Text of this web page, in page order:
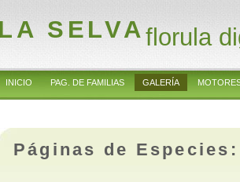
LA SELVAflorula
INICIO PAG. DE FAMILIAS GALERÍA
Páginas de